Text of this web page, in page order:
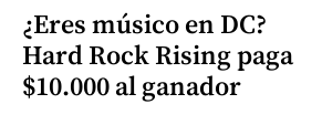
¿Eres músico en DC?
Hard Rock Rising paga
$10.000 al ganador